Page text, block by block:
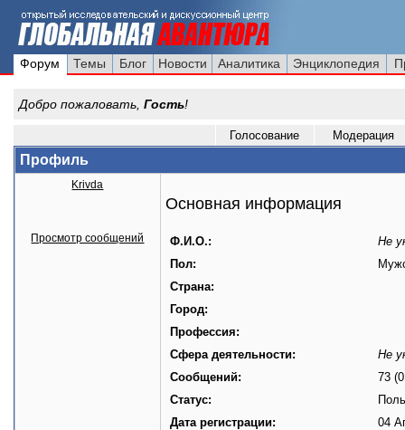
Форум Темы Блог Новости Аналитика Энциклопедия
Добро пожаловать, Гость!
Голосование Модерация
Профиль
Krivda
Просмотр сообщений
Основная информация
Ф.И.О.:
Не
Пол:
Страна:
Город:
Профессия:
Сфера деятельности:
Не
Сообщений:
73
Статус:
Дата регистрации:
04